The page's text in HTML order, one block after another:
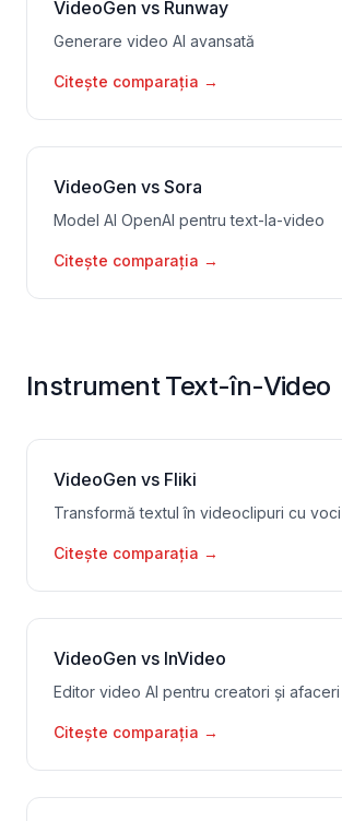
VideoGen vs Runway
Generare video AI avansată
Citește comparația →
VideoGen vs Sora
Model AI OpenAI pentru text-la-video
Citește comparația →
Instrument Text-în-Video
VideoGen vs Fliki
Transformă textul în videoclipuri cu voci
Citește comparația →
VideoGen vs InVideo
Editor video AI pentru creatori și afaceri
Citește comparația →